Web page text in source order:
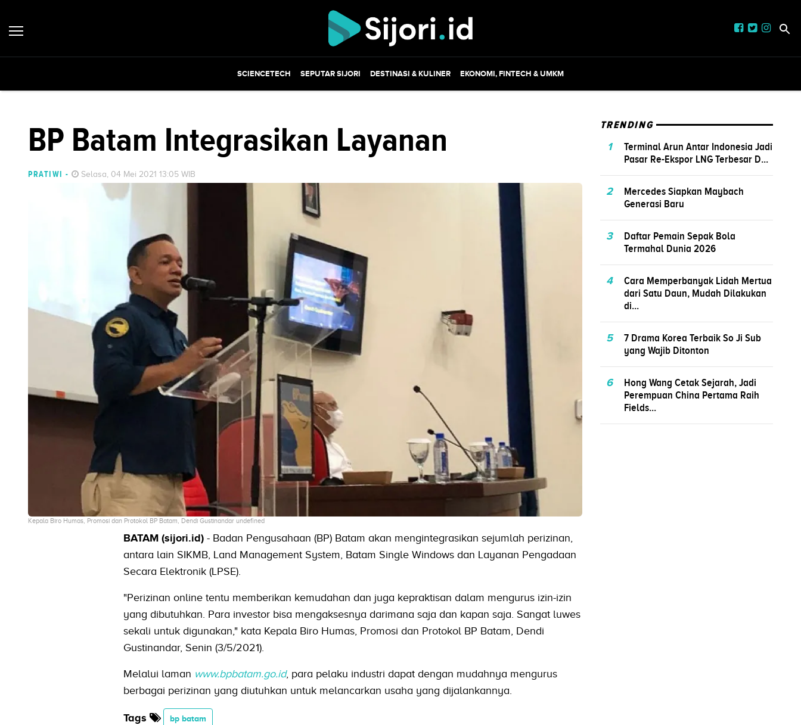
SCIENCETECH SEPUTAR SIJORI DESTINASI & KULINER EKONOMI, FINTECH & UMKM
BP Batam Integrasikan Layanan
PRATIWI - Selasa, 04 Mei 2021 13:05 WIB
Kepala Biro Humas, Promosi dan Protokol BP Batam, Dendi Gustinandar undefined
BATAM (sijori.id)- Badan Pengusahaan (BP) Batam akan mengintegrasikan sejumlah perizinan,
antara lain SIKMB, Land Management System, Batam Single Windows dan Layanan Pengadaan
Secara Elektronik (LPSE).
"Perizinan online tentu memberikan kemudahan dan juga kepraktisan dalam mengurus izin-izin
yang dibutuhkan. Para investor bisa mengaksesnya darimana saja dan kapan saja. Sangat luwes
sekali untuk digunakan," kata Kepala Biro Humas, Promosi dan Protokol BP Batam, Dendi
Gustinandar, Senin (3/5/2021).
Melalui laman www.bpbatam.go.id, para pelaku industri dapat dengan mudahnya mengurus
berbagai perizinan yang diutuhkan untuk melancarkan usaha yang dijalankannya.
Tags bp batam
TRENDING
1
Terminal Arun Antar Indonesia Jadi
Pasar Re-Ekspor LNG Terbesar D...
2
Mercedes Siapkan Maybach
Generasi Baru
3
Daftar Pemain Sepak Bola
Termahal Dunia 2026
4
Cara Memperbanyak Lidah Mertua
dari Satu Daun, Mudah Dilakukan
di...
5
7 Drama Korea Terbaik So Ji Sub
yang Wajib Ditonton
6
Hong Wang Cetak Sejarah, Jadi
Perempuan China Pertama Raih
Fields...